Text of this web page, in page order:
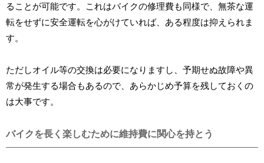
ることが可能です。これはバイクの修理費も同様で、無茶な運
転をせずに安全運転を心がけていれば、ある程度は抑えられま
す。
ただしオイル等の交換は必要になりますし、予期せぬ故障や異
常が発生する場合もあるので、あらかじめ予算を残しておくの
は大事です。
バイクを長く楽しむために維持費に関心を持とう